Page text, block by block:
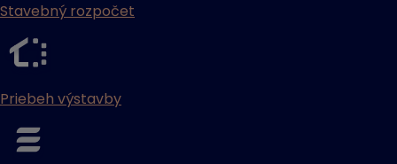
Stavebný rozpočet
Priebeh výstavby